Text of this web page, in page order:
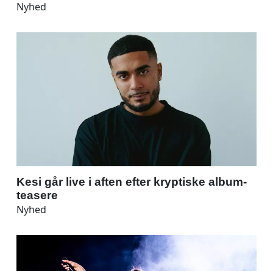
Nyhed
Kesi går live i aften efter kryptiske album-
teasere
Nyhed